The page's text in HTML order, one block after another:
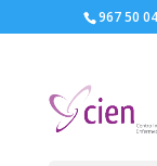
967 50